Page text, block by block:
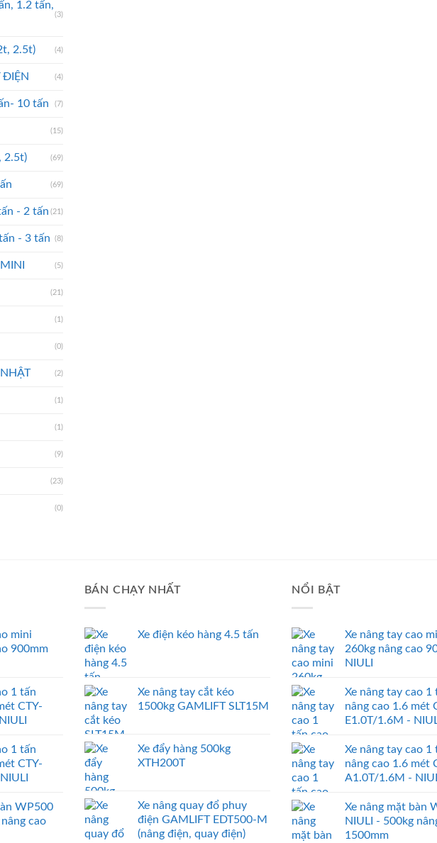
1.2 tấn,
(3)
2.5t) (4)
ĐIỆN (4)
10 tấn (7)
(15)
2.5t) (69)
(69)
- 2 tấn (21)
- 3 tấn (8)
(5)
(21)
(1)
(0)
(2)
(1)
(1)
(9)
(23)
(0)
mini
900mm
1 tấn
CTY-
1 tấn
CTY-
WP500
cao
BÁN CHẠY NHẤT
Xe điện kéo hàng 4.5 tấn
Xe nâng tay cắt kéo
1500kg GAMLIFT SLT15M
Xe đẩy hàng 500kg
XTH200T
Xe nâng quay đổ phuy
điện GAMLIFT EDT500-M
(nâng điện, quay điện)
NỔI BẬT
Xe nâng tay cao
260kg nâng cao
NIULI
Xe nâng tay cao 1
nâng cao 1.6 mét
E1.0T/1.6M -
Xe nâng tay cao 1
nâng cao 1.6 mét
A1.0T/1.6M -
Xe nâng mặt bàn
NIULI - 500kg
1500mm